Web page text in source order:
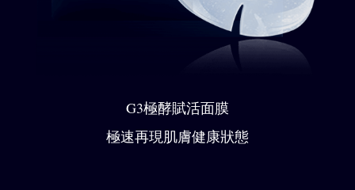
G3極酵賦活面膜
極速再現肌膚健康狀態